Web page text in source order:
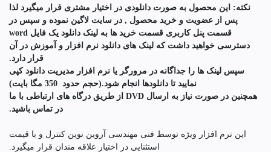
نکته: این محصول به صورت دانلودی در اختیار مشتری قرار میگیرد لذا
پس از عضویت و خرید محصول , در سایت لاگین نموده و سپس در
قسمت پنل کاربری قسمت خرید ها به لینک دانلود یک فایل word
دسترسی خواهید داشت که لینک های دانلود نرم افزار و آموزش در آن
قرار دارد.
سپس لینک ها را جداگانه در مرورگر یا نرم افزار مدیریت دانلود کپی
نمایید تا دانلودها انجام شود.(حجم حدود 350 مگا بایت)
همچنین در صورت نیاز به ارسال
از طریق درگاه های ارتباطی با ما
در تماس باشید.
این نرم افزار ویژه توسط فنی مهندسی آروین نوین کنترل و با قیمت
استثنایی در اختیار علاقه مندان قرار میگیرد.